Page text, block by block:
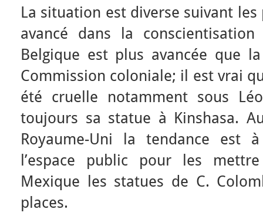
La situation est diverse suivant les
avancé dans la
Belgique est plus avancée que
Commission coloniale; il est vrai
été cruelle notamment sous
toujours sa statue à Kinshasa.
Royaume-Uni la tendance est
l’espace public pour les
Mexique les statues de C.
places.